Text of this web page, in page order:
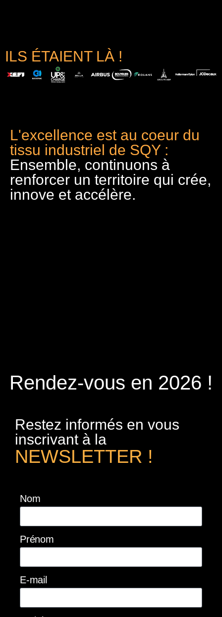
ILS ÉTAIENT LÀ !
L'excellence est au coeur du
tissu industriel de SQY :
Ensemble, continuons à
renforcer un territoire qui crée,
innove et accélère.
Rendez-vous en 2026 !
Restez informés en vous
inscrivant à la
NEWSLETTER !
Nom
Prénom
E-mail